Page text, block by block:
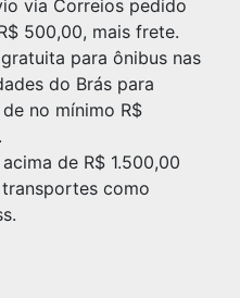
via Correios pedido
500,00, mais frete.
para ônibus nas
do Brás para
no mínimo R$
de R$ 1.500,00
como